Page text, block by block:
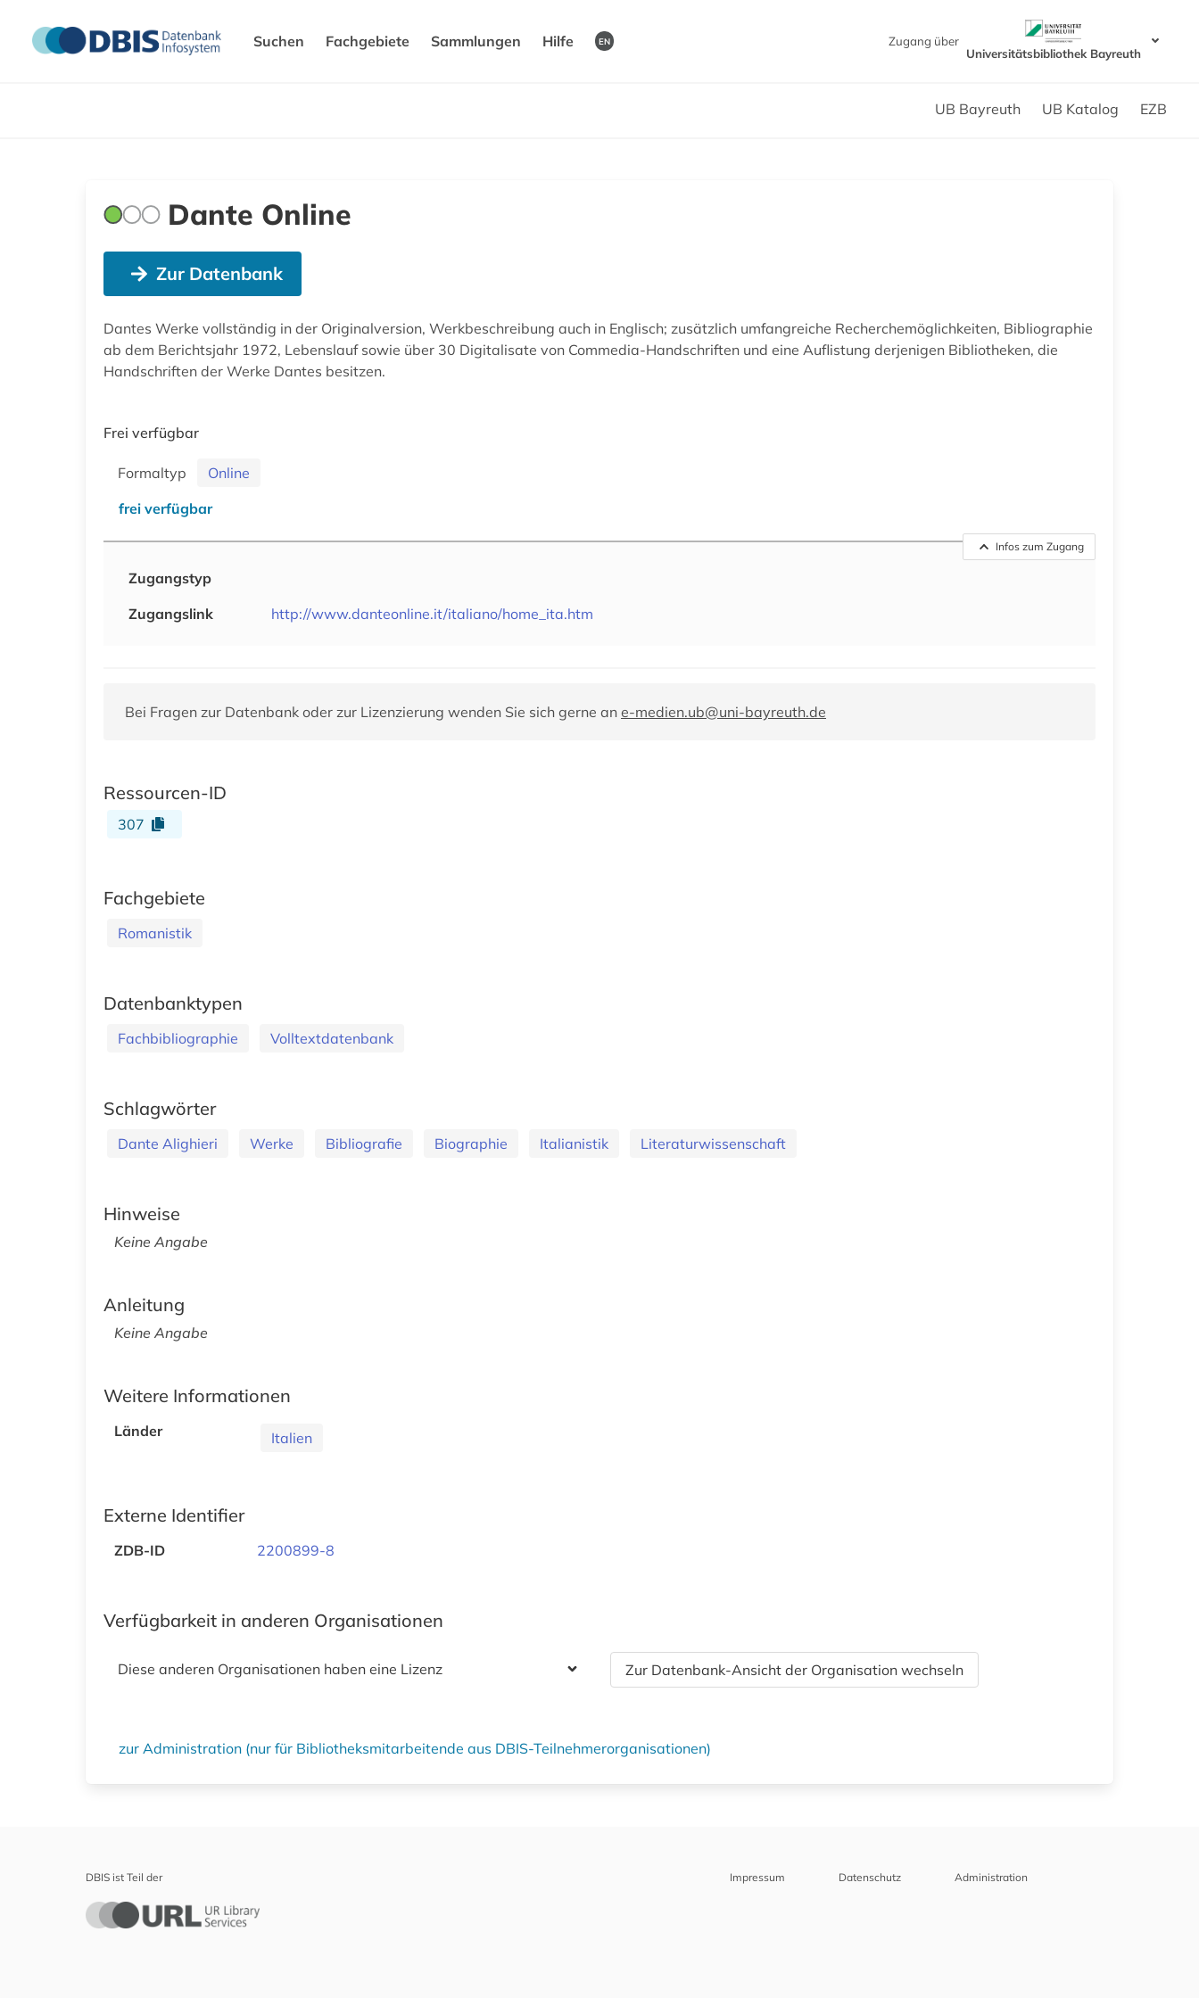
Suchen Fachgebiete Sammlungen Hilfe EN
Zugang über
Universitätsbibliothek Bayreuth
UB Bayreuth UB Katalog EZB
Dante Online
Zur Datenbank
Dantes Werke vollständig in der Originalversion, Werkbeschreibung auch in Englisch; zusätzlich umfangreiche Recherchemöglichkeiten, Bibliographie
ab dem Berichtsjahr 1972, Lebenslauf sowie über 30 Digitalisate von Commedia-Handschriften und eine Auflistung derjenigen Bibliotheken, die
Handschriften der Werke Dantes besitzen.
Frei verfügbar
Formaltyp
Online
frei verfügbar
Infos zum Zugang
Zugangstyp
Zugangslink
http://www.danteonline.it/italiano/home_ita.htm
Bei Fragen zur Datenbank oder zur Lizenzierung wenden Sie sich gerne an e-medien.ub@uni-bayreuth.de
Ressourcen-ID
307
Fachgebiete
Romanistik
Datenbanktypen
Fachbibliographie Volltextdatenbank
Schlagwörter
Dante Alighieri Werke Bibliografie Biographie Italianistik Literaturwissenschaft
Hinweise
Keine Angabe
Anleitung
Keine Angabe
Weitere Informationen
Länder Italien
Externe Identifier
ZDB-ID 2200899-8
Verfügbarkeit in anderen Organisationen
Diese anderen Organisationen haben eine Lizenz Zur Datenbank-Ansicht der Organisation wechseln
zur Administration (nur für Bibliotheksmitarbeitende aus DBIS-Teilnehmerorganisationen)
DBIS ist Teil der Impressum Datenschutz Administration